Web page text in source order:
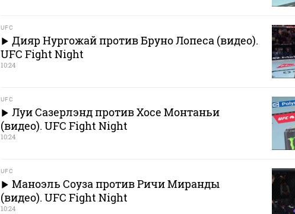
UFC
Дияр Нургожай против Бруно Лопеса (видео).
UFC Fight Night
10:24
UFC
Луи Сазерлэнд против Хосе Монтаньи
(видео). UFC Fight Night
10:24
UFC
Маноэль Соуза против Ричи Миранды
(видео). UFC Fight Night
10:24